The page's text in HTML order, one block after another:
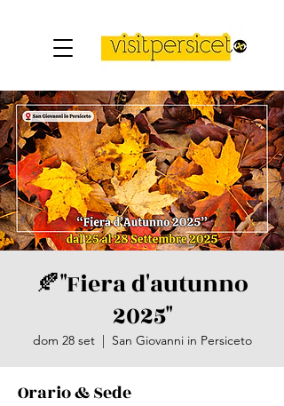
🍂"Fiera d'autunno
2025"
dom 28 set
  |
San Giovanni in Persiceto
Orario & Sede